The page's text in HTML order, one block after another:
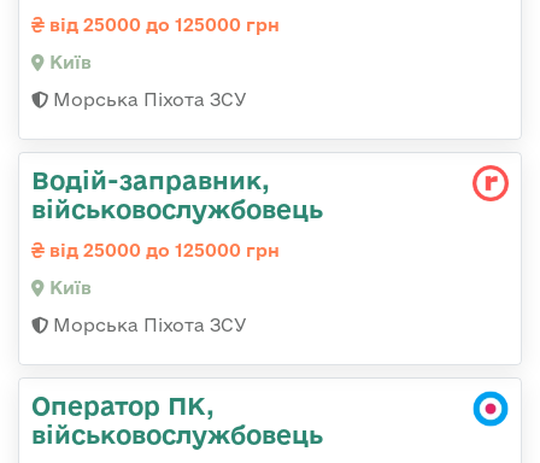
від 25000 до 125000 грн
Київ
Морська Піхота ЗСУ
Водій-заправник,
військовослужбовець
від 25000 до 125000 грн
Київ
Морська Піхота ЗСУ
Оператор ПК,
військовослужбовець